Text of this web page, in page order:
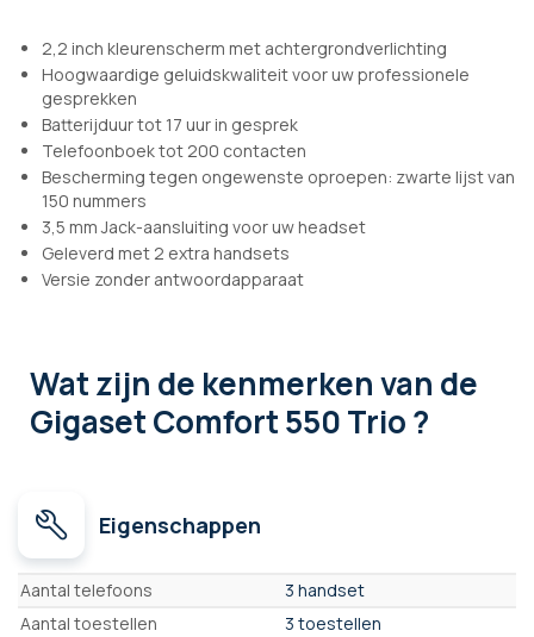
2,2 inch kleurenscherm met achtergrondverlichting
Hoogwaardige geluidskwaliteit voor uw professionele
gesprekken
Batterijduur tot 17 uur in gesprek
Telefoonboek tot 200 contacten
Bescherming tegen ongewenste oproepen: zwarte lijst van
150 nummers
3,5 mm Jack-aansluiting voor uw headset
Geleverd met 2 extra handsets
Versie zonder antwoordapparaat
Wat zijn de kenmerkenvan de
Gigaset Comfort 550 Trio ?
Eigenschappen
Eigenschappen
Aantal telefoons
3 handset
Aantal toestellen
3 toestellen